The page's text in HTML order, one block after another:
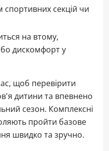
спортивних секцій чи
на втому,
дискомфорт у
щоб перевірити
дитини та впевнено
сезон. Комплексні
пройти базове
швидко та зручно.